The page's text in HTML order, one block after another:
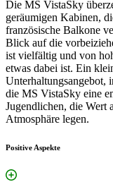
Die MS VistaSky
geräumigen Kabinen,
französische Balkone
Blick auf die
ist vielfältig und von
etwas dabei ist. Ein
Unterhaltungsangebot,
die MS VistaSky eine
Jugendlichen, die Wert
Atmosphäre legen.
Positive Aspekte